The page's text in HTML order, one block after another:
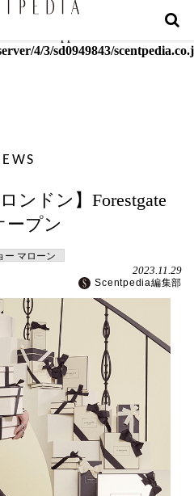
of size 18 not supported by this
4/3/sd0949843/
ンドン】Forestgate
ープン
ー マローン
2023.11.29
Scentpedia編集部